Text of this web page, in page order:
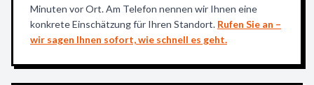
Minuten vor Ort. Am Telefon nennen wir Ihnen eine
konkrete Einschätzung für Ihren Standort. Rufen Sie an –
wir sagen Ihnen sofort, wie schnell es geht.